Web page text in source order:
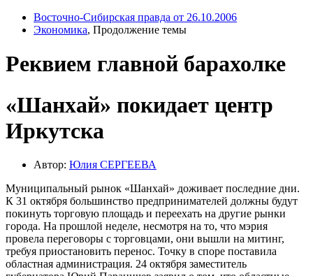
Восточно-Сибирская правда от 26.10.2006
Экономика, Продолжение темы
Реквием главной барахолке
«Шанхай» покидает центр
Иркутска
Автор: Юлия СЕРГЕЕВА
Муниципальный рынок «Шанхай» доживает последние дни.
К 31 октября большинство предпринимателей должны будут
покинуть торговую площадь и переехать на другие рынки
города. На прошлой неделе, несмотря на то, что мэрия
провела переговоры с торговцами, они вышли на митинг,
требуя приостановить перенос. Точку в споре поставила
областная администрация. 24 октября заместитель